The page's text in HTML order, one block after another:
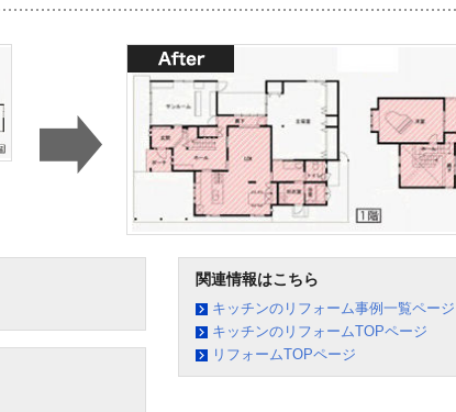
関連情報はこちら
キッチンのリフォーム事例一覧ページ
キッチンのリフォームTOPページ
リフォームTOPページ